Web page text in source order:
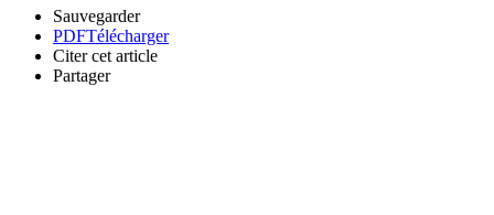
Sauvegarder
PDFTélécharger
Citer cet article
Partager